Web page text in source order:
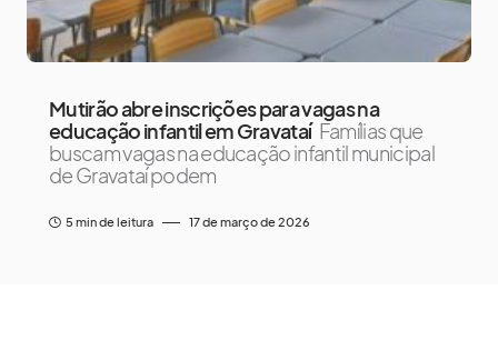
Mutirão abre inscrições para vagas na
educação infantil em Gravataí Famílias que
buscam vagas na educação infantil municipal
de Gravataí podem
5 min de leitura 17 de março de 2026